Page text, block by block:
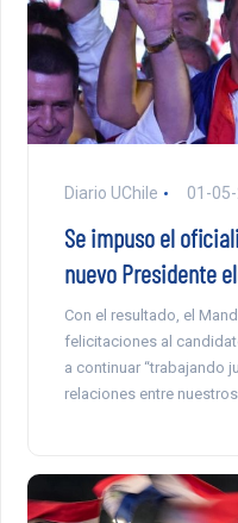
Diario UChile 01-
Se impuso el
nuevo Presidente
Con el resultado, el
felicitaciones al
a continuar “trabajando
relaciones entre